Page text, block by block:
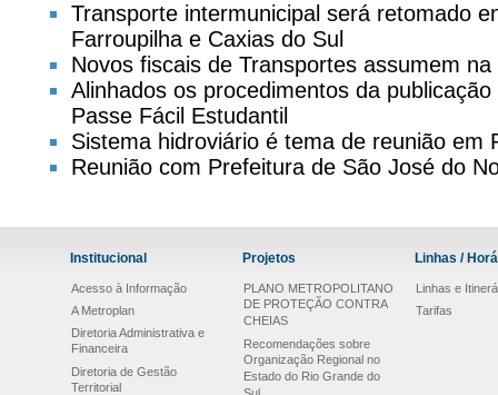
Transporte intermunicipal será retomado
Farroupilha e Caxias do Sul
Novos fiscais de Transportes assumem
Alinhados os procedimentos da
Passe Fácil Estudantil
Sistema hidroviário é tema de reunião em
Reunião com Prefeitura de São José do
Institucional
Acesso à Informação
A Metroplan
Diretoria Administrativa e
Financeira
Diretoria de Gestão
Territorial
Projetos
PLANO METROPOLITANO
DE PROTEÇÃO CONTRA
CHEIAS
Recomendações sobre
Organização Regional no
Estado do Rio Grande do
Linhas /
Linhas e
Tarifas